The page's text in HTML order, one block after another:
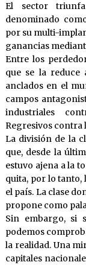
El sector
denominado
por su multi-
ganancias
Entre los
que se la reduce
anclados en el
campos
industriales
Regresivos contra
La división de la
que, desde la
estuvo ajena a la
quita, por lo tanto,
el país. La clase
propone como
Sin embargo, si
podemos
la realidad. Una
capitales